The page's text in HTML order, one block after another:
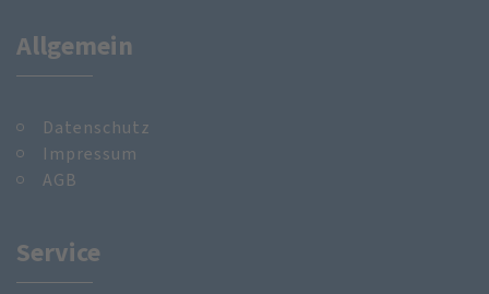
Allgemein
Datenschutz
Impressum
AGB
Service